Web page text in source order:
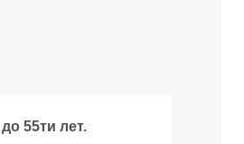
55ти лет.